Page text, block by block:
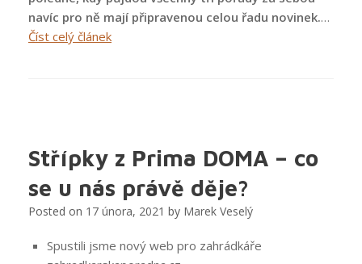
navíc pro ně mají připravenou celou řadu novinek.…
Číst celý článek“Hobby
sezonu
s
premiérovými
díly”
Střípky z Prima DOMA – co
se u nás právě děje?
Posted on 17 února, 2021 by Marek Veselý
Spustili jsme nový web pro zahrádkáře